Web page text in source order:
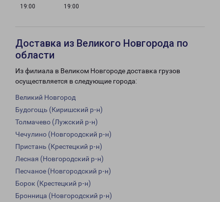
19:00 19:00
Доставка из Великого Новгорода по
области
Из филиала в Великом Новгороде доставка грузов
осуществляется в следующие города:
Великий Новгород
Будогощь (Киришский р-н)
Толмачево (Лужский р-н)
Чечулино (Новгородский р-н)
Пристань (Крестецкий р-н)
Лесная (Новгородский р-н)
Песчаное (Новгородский р-н)
Борок (Крестецкий р-н)
Бронница (Новгородский р-н)